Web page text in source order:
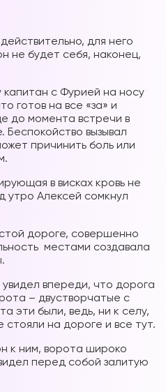
для него
не будет себя, наконец,
капитан с Фурией на носу
готов на все «за» и
до момента встречи в
Беспокойство вызывал
причинить боль или
в висках кровь не
утро Алексей сомкнул
дороге, совершенно
местами создавала
впереди, что дорога
– двустворчатые с
эти были, ведь, ни к селу,
на дороге и все тут.
к ним, ворота широко
перед собой залитую